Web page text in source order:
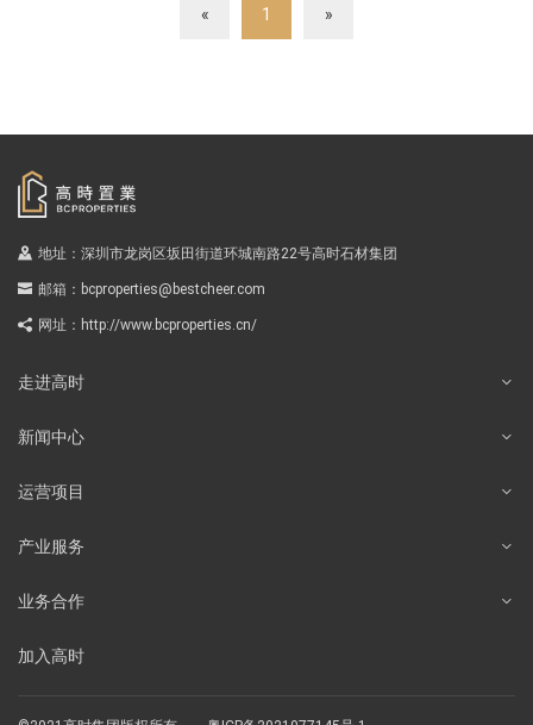
« 1 »
地址：深圳市龙岗区坂田街道环城南路22号高时石材集团
邮箱： bcproperties@bestcheer.com
网址： http://www.bcproperties.cn/
走进高时
新闻中心
运营项目
产业服务
业务合作
加入高时